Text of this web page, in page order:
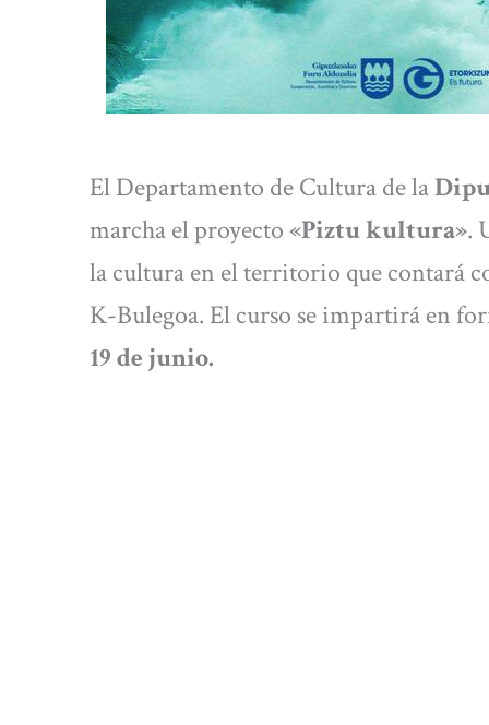
El Departamento de Cultura de la
marcha el proyecto«Piztu kultura».
la cultura en el territorio que contará
K-Bulegoa. El curso se impartirá en
19 de junio.